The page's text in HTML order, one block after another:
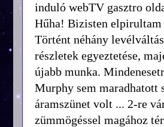
induló webTV gasztro
Hűha! Bizisten elpirultam
Történt néhány
részletek egyeztetése,
újabb munka.
Murphy sem maradhatott
áramszünet volt ... 2-re
zümmögéssel magához